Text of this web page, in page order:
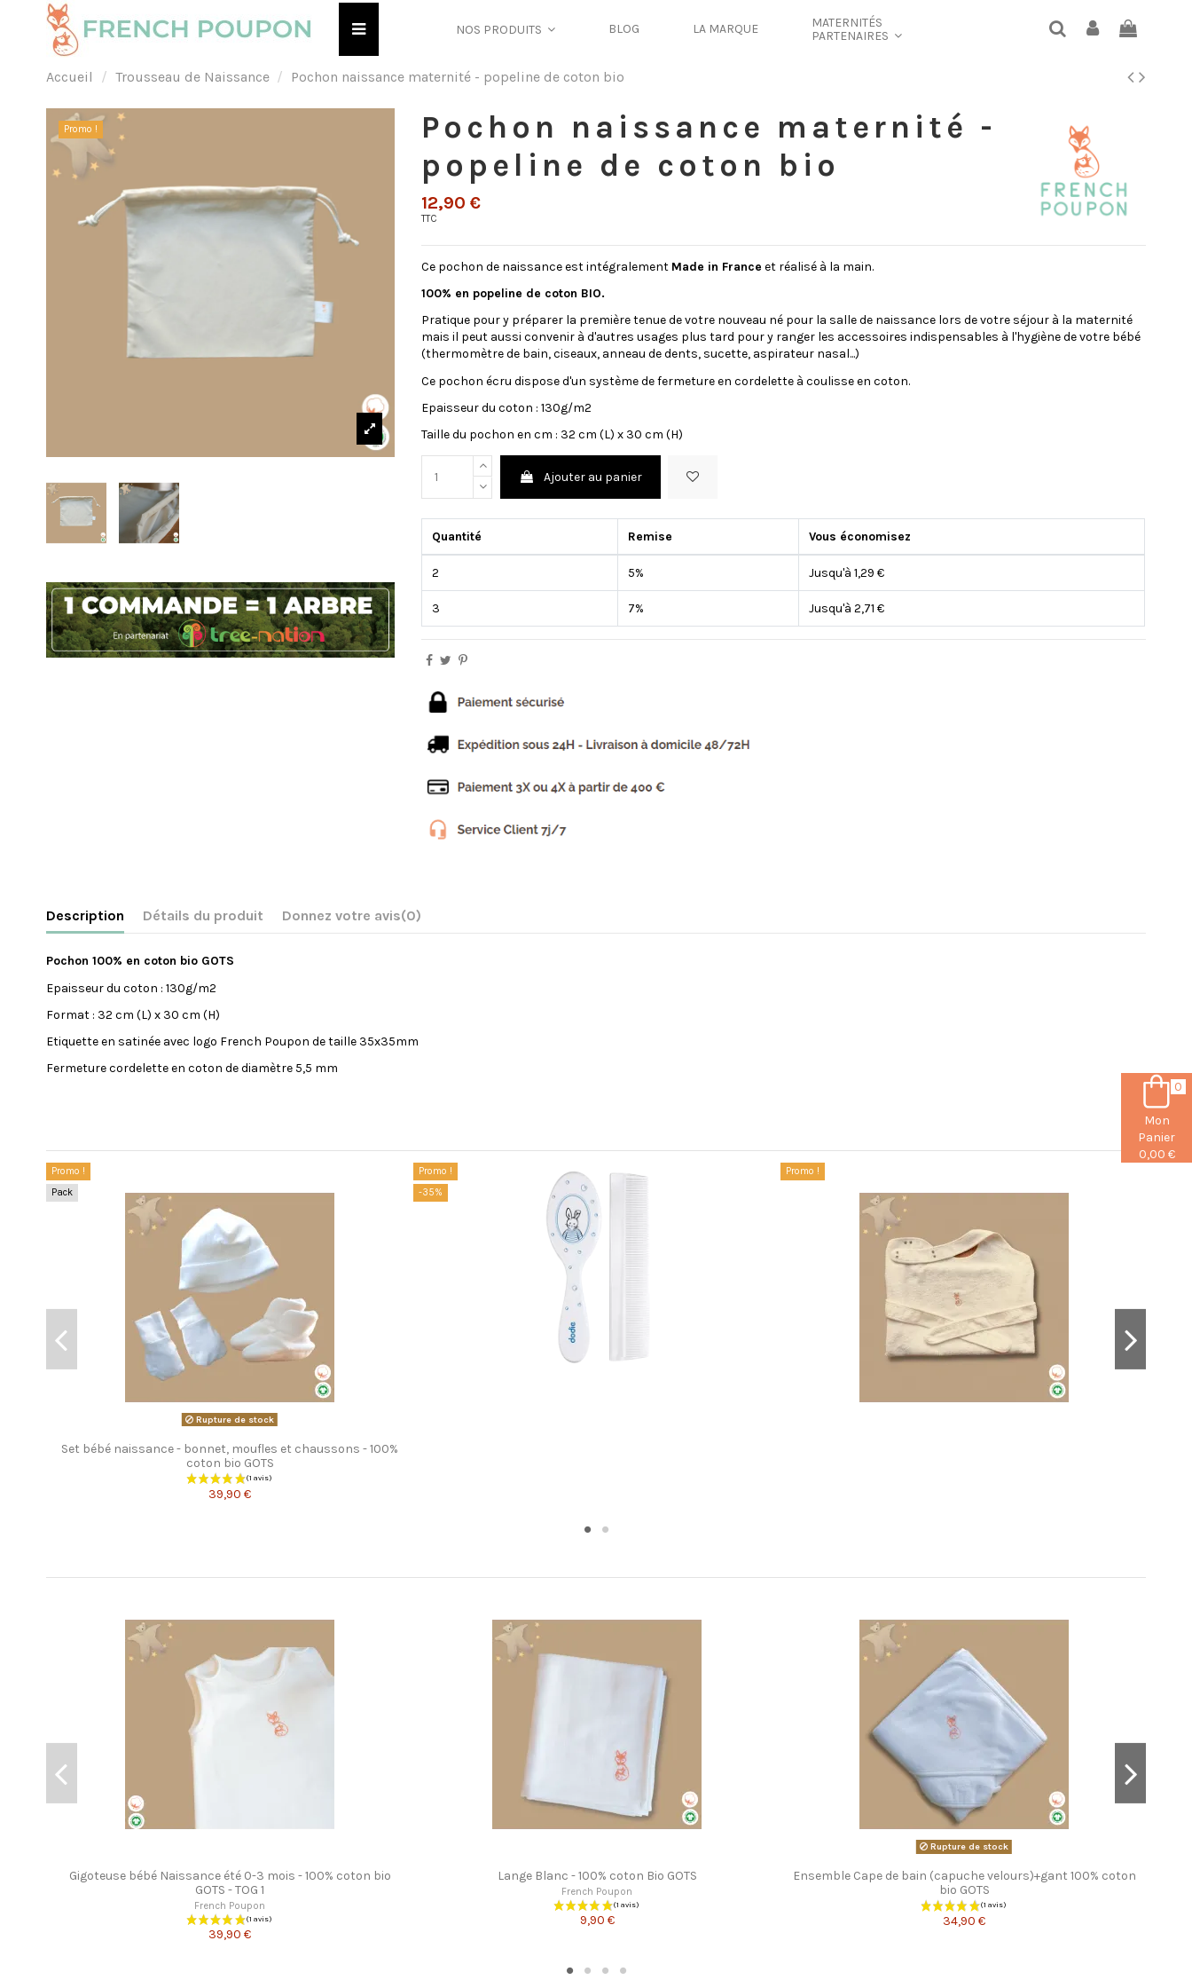
NOS PRODUITS BLOG LA MARQUE
MATERNITÉS
PARTENAIRES
0
Mon
Panier
0,00 €
Accueil Trousseau de Naissance Pochon naissance maternité - popeline de coton bio
Promo !
Pochon naissance maternité -
popeline de coton bio
12,90 €
TTC
Ce pochon de naissance est intégralement Made in France et réalisé à la main.
100% en popeline de coton BIO.
Pratique pour y préparer la première tenue de votre nouveau né pour la salle de naissance lors de votre séjour à la maternité
mais il peut aussi convenir à d'autres usages plus tard pour y ranger les accessoires indispensables à l'hygiène de votre bébé
(thermomètre de bain, ciseaux, anneau de dents, sucette, aspirateur nasal...)
Ce pochon écru dispose d'un système de fermeture en cordelette à coulisse en coton.
Epaisseur du coton : 130g/m2
Taille du pochon en cm : 32 cm (L) x 30 cm (H)
Ajouter au panier
Quantité Remise Vous économisez
2 5% Jusqu'à 1,29 €
3 7% Jusqu'à 2,71 €
Description Détails du produit Donnez votre avis(0)
Pochon 100% en coton bio GOTS
Epaisseur du coton : 130g/m2
Format : 32 cm (L) x 30 cm (H)
Etiquette en satinée avec logo French Poupon de taille 35x35mm
Fermeture cordelette en coton de diamètre 5,5 mm
Promo !
Pack
Rupture de stock
Set bébé naissance - bonnet, moufles et chaussons - 100%
coton bio GOTS
39,90 €
Promo !
-35%
Promo !
Gigoteuse bébé Naissance été 0-3 mois - 100% coton bio
GOTS - TOG 1
French Poupon
39,90 €
Lange Blanc - 100% coton Bio GOTS
French Poupon
9,90 €
Rupture de stock
Ensemble Cape de bain (capuche velours)+gant 100% coton
bio GOTS
34,90 €